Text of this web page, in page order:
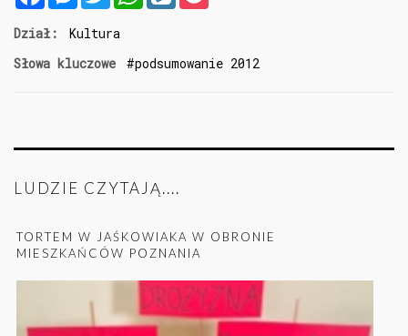
Dział:
Kultura
Słowa kluczowe
podsumowanie 2012
LUDZIE CZYTAJĄ....
TORTEM W JAŚKOWIAKA W OBRONIE
MIESZKAŃCÓW POZNANIA